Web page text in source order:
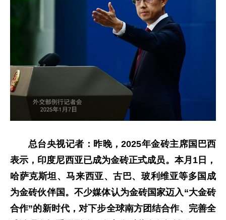
总台央视记者：昨晚，2025年金砖主席国巴西
表示，印度尼西亚已成为金砖正式成员。本月1日，
哈萨克斯坦、马来西亚、古巴、玻利维亚等多国成
为金砖伙伴国。不少媒体认为金砖国家迈入“大金砖
合作”的新时代，对下步全球南方团结合作、完善全